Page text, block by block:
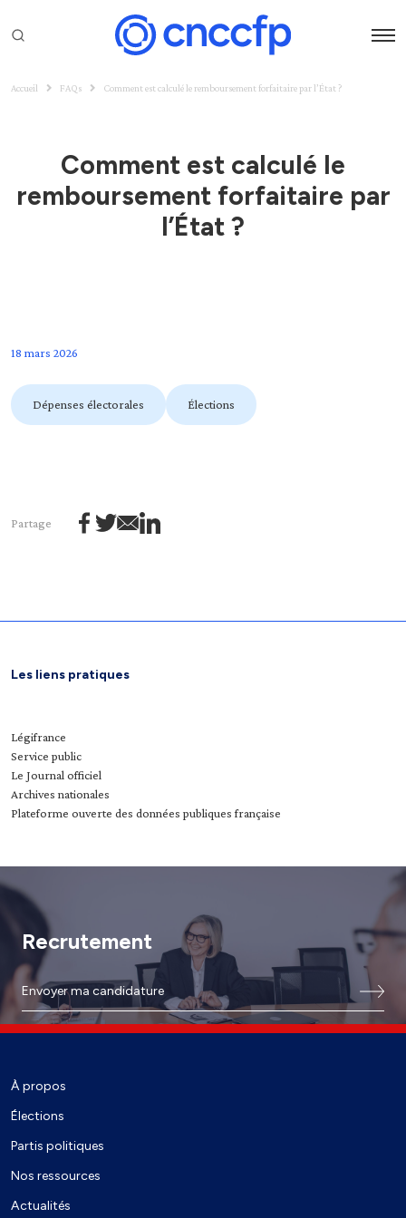
Accueil FAQs Comment est calculé le remboursement forfaitaire par l’État ?
Comment est calculé le
remboursement forfaitaire par
l’État ?
18 mars 2026
Dépenses électorales Élections
Partage
Les liens pratiques
Légifrance
Service public
Le Journal officiel
Archives nationales
Plateforme ouverte des données publiques française
Recrutement
Envoyer ma candidature
À propos
Élections
Partis politiques
Nos ressources
Actualités